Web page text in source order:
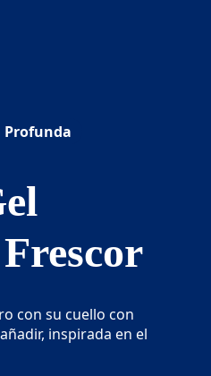
Profunda
con su cuello con
inspirada en el